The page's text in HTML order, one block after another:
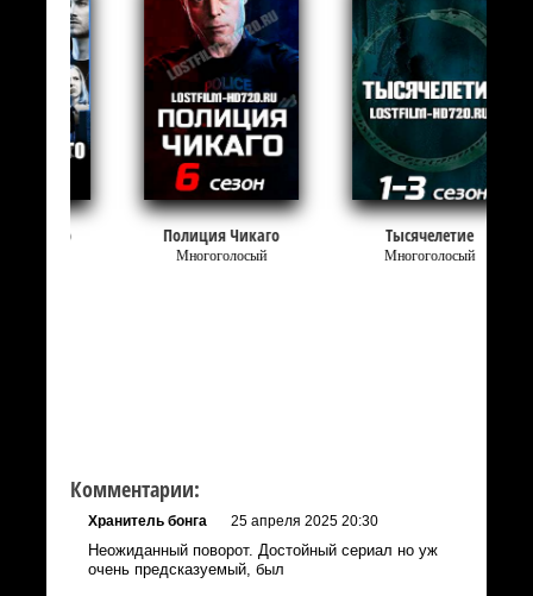
Полиция Чикаго
Многоголосый
Тысячелетие
Многоголосый
Комментарии:
Хранитель бонга 25 апреля 2025 20:30
Неожиданный поворот. Достойный сериал но уж
очень предсказуемый, был